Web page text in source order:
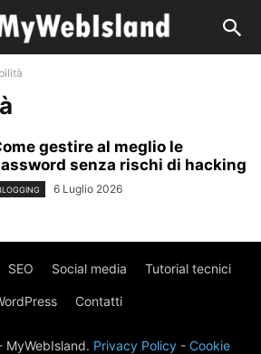
gestire al meglio le
senza rischi di hacking
6 Luglio 2026
SEO Social media Tutorial tecnici
Contatti
Privacy Policy- Cookie